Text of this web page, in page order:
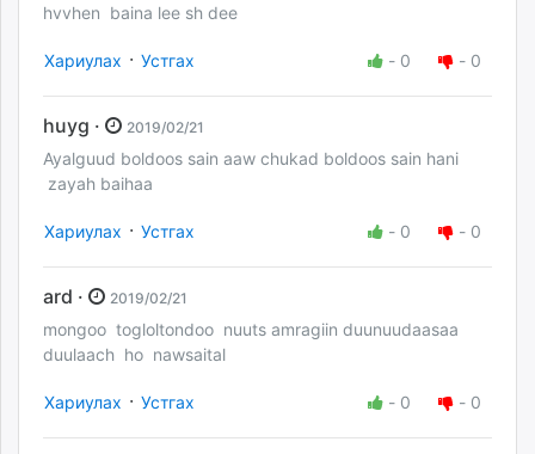
hvvhen baina lee sh dee
Хариулах · Устгах - 0 - 0
huyg · 2019/02/21
Ayalguud boldoos sain aaw chukad boldoos sain hani
zayah baihaa
Хариулах · Устгах - 0 - 0
ard · 2019/02/21
mongoo togloltondoo nuuts amragiin duunuudaasaa
duulaach ho nawsaital
Хариулах · Устгах - 0 - 0